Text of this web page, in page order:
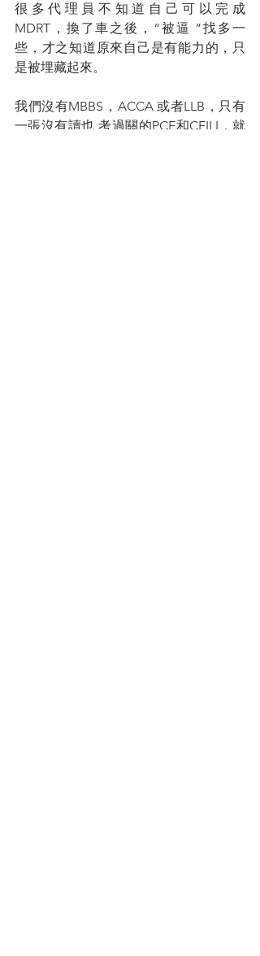
很多代理員不知道自己可以完成
MDRT，換了車之後，“被逼 ”找多一
些，才之知道原來自己是有能力的，只
是被埋藏起來。
我們沒有MBBS，ACCA 或者LLB，只有
一張沒有讀也 考過關的PCE和CEILI，就